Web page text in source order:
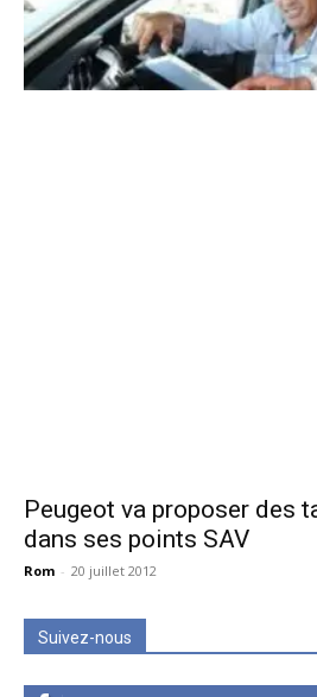
Peugeot va proposer des
dans ses points SAV
Rom - 20 juillet 2012
Suivez-nous